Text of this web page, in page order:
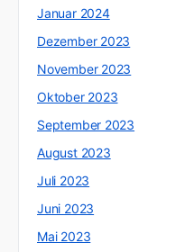
Januar 2024
Dezember 2023
November 2023
Oktober 2023
September 2023
August 2023
Juli 2023
Juni 2023
Mai 2023